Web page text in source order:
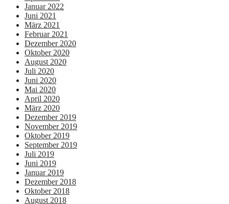
Januar 2022
Juni 2021
März 2021
Februar 2021
Dezember 2020
Oktober 2020
August 2020
Juli 2020
Juni 2020
Mai 2020
April 2020
März 2020
Dezember 2019
November 2019
Oktober 2019
September 2019
Juli 2019
Juni 2019
Januar 2019
Dezember 2018
Oktober 2018
August 2018